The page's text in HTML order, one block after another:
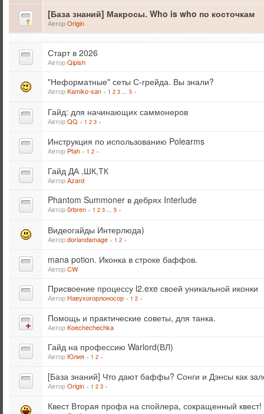
[База знаний] Макросы. Who is who по косточкам
АвторOrigin
Старт в 2026
АвторQipish
"Неформатные" сеты С-грейда. Вы знали?
АвторKamiko-san « 1 2 3 ... 5 »
Гайд: для начинающих саммонеров
АвторQQ « 1 2 3 »
Инструкция по использованию Polearms
Автор Ptah « 1 2 »
Гайд ДА ,ШК,ТК
АвторAzard
Phantom Summoner в дебрях Interlude
Автор0rbren « 1 2 3 ... 5 »
Видеогайды Интерлюда)
Авторdoriandamage « 1 2 »
mana potion. Иконка в строке баффов.
АвторCW
Присвоение процессу l2.exe своей уникальной иконки
АвторНавухогорлоносор « 1 2 »
Помощь и практические советы, для танка.
АвторKoechechechka
Гайд на профессию Warlord(ВЛ)
АвторЮлия « 1 2 »
[База знаний] Что дают баффы? Сонги и Дэнсы как
АвторOrigin « 1 2 3 »
Квест Вторая профа на спойлера, сокращенный квест!